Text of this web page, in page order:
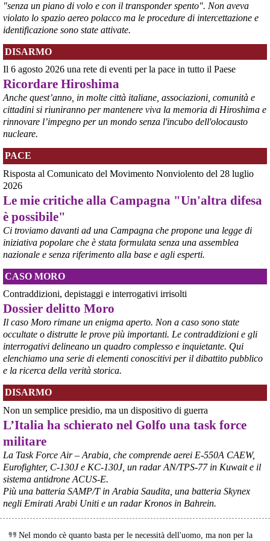
@peacelink
La piantagione di ananas della Del Monte in Kenya – una
quarantina di chilometri quadrati nelle contee di Kiambu e
Murang’a, pochi chilometri a nord-est di Nairobi – continua a fare
notizia per le gravi violazioni dei diritti umani della popolazione
locale. Violazioni che vengono denunciate da decenni senza che le
parole di condanna degli stessi vertici della multinazionale e i
provvedimenti che ne conseguono si traducano in fatti.
#dirittiglobali #Kenya
@peacelink - 5/8/2026 10:06
Marcia per la pace in Puglia
#pace #calendario
"senza un piano di volo e con il transponder spento". Non aveva
violato lo spazio aereo polacco ma le procedure di intercettazione e
identificazione sono state attivate.
DISARMO
Il 6 agosto 2026 una rete di eventi per la pace in tutto il Paese
Ricordare Hiroshima
Anche quest’anno, in molte città italiane, associazioni, comunità e
cittadini si riuniranno per mantenere viva la memoria di Hiroshima e
rinnovare l’impegno per un mondo senza l'incubo dell'olocausto
nucleare.
PACE
Risposta al Comunicato del Movimento Nonviolento del 28 luglio
2026
Le mie critiche alla Campagna "Un'altra difesa
è possibile"
Ci troviamo davanti ad una Campagna che propone una legge di
iniziativa popolare che è stata formulata senza una assemblea
nazionale e senza riferimento alla base e agli esperti.
CASO MORO
Contraddizioni, depistaggi e interrogativi irrisolti
Dossier delitto Moro
Il caso Moro rimane un enigma aperto. Non a caso sono state
occultate o distrutte le prove più importanti. Le contraddizioni e gli
interrogativi delineano un quadro complesso e inquietante. Qui
elenchiamo una serie di elementi conoscitivi per il dibattito pubblico
e la ricerca della verità storica.
DISARMO
Non un semplice presidio, ma un dispositivo di guerra
L’Italia ha schierato nel Golfo una task force
militare
La Task Force Air – Arabia, che comprende aerei E-550A CAEW,
Eurofighter, C-130J e KC-130J, un radar AN/TPS-77 in Kuwait e il
sistema antidrone ACUS-E.
Più una batteria SAMP/T in Arabia Saudita, una batteria Skynex
negli Emirati Arabi Uniti e un radar Kronos in Bahrein.
Nel mondo cè quanto basta per le necessità dell'uomo, ma non per la